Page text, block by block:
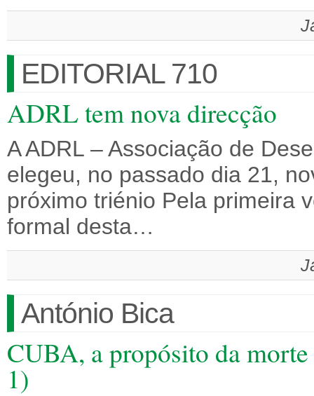
EDITORIAL 710
ADRL tem nova direcção
A ADRL – Associação de
elegeu, no passado dia 21,
próximo triénio Pela primeira
formal desta…
António Bica
CUBA, a propósito da
1)